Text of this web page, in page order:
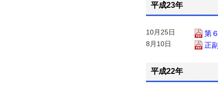
平成23年
10月25日 第
8月10日 正
平成22年